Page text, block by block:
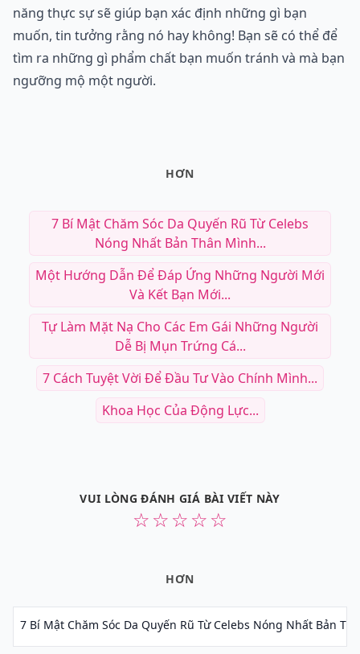
năng thực sự sẽ giúp bạn xác định những gì bạn
muốn, tin tưởng rằng nó hay không! Bạn sẽ có thể để
tìm ra những gì phẩm chất bạn muốn tránh và mà bạn
ngưỡng mộ một người.
HƠN
7 Bí Mật Chăm Sóc Da Quyến Rũ Từ Celebs
Nóng Nhất Bản Thân Mình...
Một Hướng Dẫn Để Đáp Ứng Những Người Mới
Và Kết Bạn Mới...
Tự Làm Mặt Nạ Cho Các Em Gái Những Người
Dễ Bị Mụn Trứng Cá...
7 Cách Tuyệt Vời Để Đầu Tư Vào Chính Mình...
Khoa Học Của Động Lực...
VUI LÒNG ĐÁNH GIÁ BÀI VIẾT NÀY
☆
☆
☆
☆
☆
HƠN
7 Bí Mật Chăm Sóc Da Quyến Rũ Từ Celebs Nóng Nhất Bản